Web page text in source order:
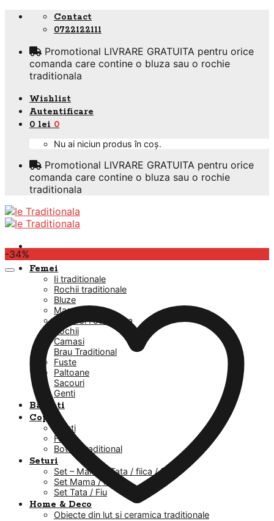
Skip
Contact
0722122111
Promotional LIVRARE GRATUITA pentru orice
comanda care contine o bluza sau o rochie
traditionala
Wishlist
Autentificare
0 lei 0
Nu ai niciun produs în coș.
Promotional LIVRARE GRATUITA pentru orice
comanda care contine o bluza sau o rochie
traditionala
Femei
Ii traditionale
Rochii traditionale
Bluze
Masuri mari
Veste si Fote Dama
Rochii
Camasi
Brau Traditional
Fuste
Paltoane
Sacouri
Genti
Barbati
Copii
Baieti
Fetite
Botez Traditional
Seturi
Set – Mama / Tata / fiica / fiu
Set Mama / Fiica
Set Tata / Fiu
Home & Deco
Obiecte din lut si ceramica traditionale
-34%